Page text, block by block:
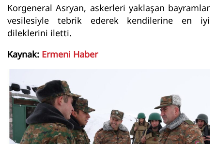
Korgeneral Asryan, askerleri yaklaşan bayramlar
vesilesiyle tebrik ederek kendilerine en iyi
dileklerini iletti.
Kaynak: Ermeni Haber